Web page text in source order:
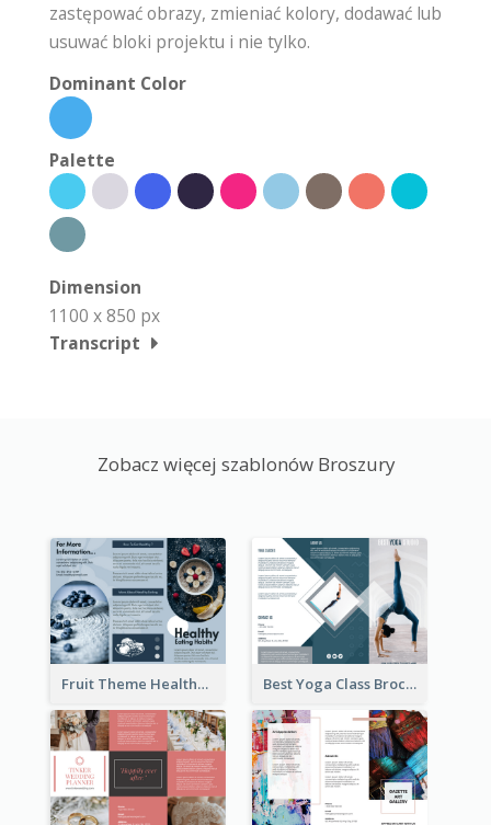
zastępować obrazy, zmieniać kolory, dodawać lub
usuwać bloki projektu i nie tylko.
Dominant Color
Palette
Dimension
1100 x 850 px
Transcript
Zobacz więcej szablonów Broszury
Fruit Theme Healthy Eating Habit Brochure Best Yoga Class Brochure